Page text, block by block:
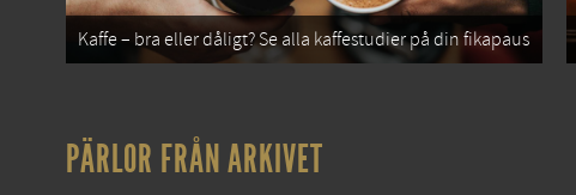
Kaffe – bra eller dåligt? Se alla kaffestudier på din fikapaus
PÄRLOR FRÅN ARKIVET